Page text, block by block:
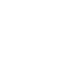
النار،
السياسية
الموقفين
شامل لرهانات